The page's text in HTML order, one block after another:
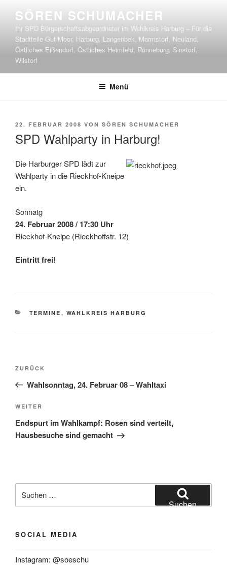
Inhalt
springen
SÖREN SCHUMACHER
Ihr SPD Bürgerschaftsabgeordneter im Wahlkreis Harburg – Für die
Stadtteile Gut Moor, Harburg, Langenbek, Marmstorf, Neuland,
Östliches Eißendorf, Östliches Heimfeld, Rönneburg, Sinstorf,
Wilstorf
Menü
VERÖFFENTLICHT
22. FEBRUAR 2008 VON SÖREN SCHUMACHER
SPD Wahlparty in Harburg!
Die Harburger SPD lädt zur
Wahlparty in die Rieckhof-Kneipe
ein.
Sonnatg
24. Februar 2008 / 17:30 Uhr
Rieckhof-Kneipe (Rieckhoffstr. 12)
Eintritt frei!
KATEGORIEN
TERMINE , WAHLKREIS HARBURG
Beitragsnavigation
Vorheriger
Beitrag
ZURÜCK
Wahlsonntag, 24. Februar 08 – Wahltaxi
Nächster
Beitrag
WEITER
Endspurt im Wahlkampf: Rosen sind verteilt,
Hausbesuche sind gemacht
nach:
Suchen
SOCIAL MEDIA
Instagram: @soeschu